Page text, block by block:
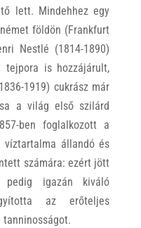
lett. Mindehhez egy
földön (Frankfurt
Nestlé (1814-1890)
tejpora is hozzájárult,
1919) cukrász már
a világ első szilárd
ben foglalkozott a
víztartalma állandó és
számára: ezért jött
igazán kiváló
az erőteljes